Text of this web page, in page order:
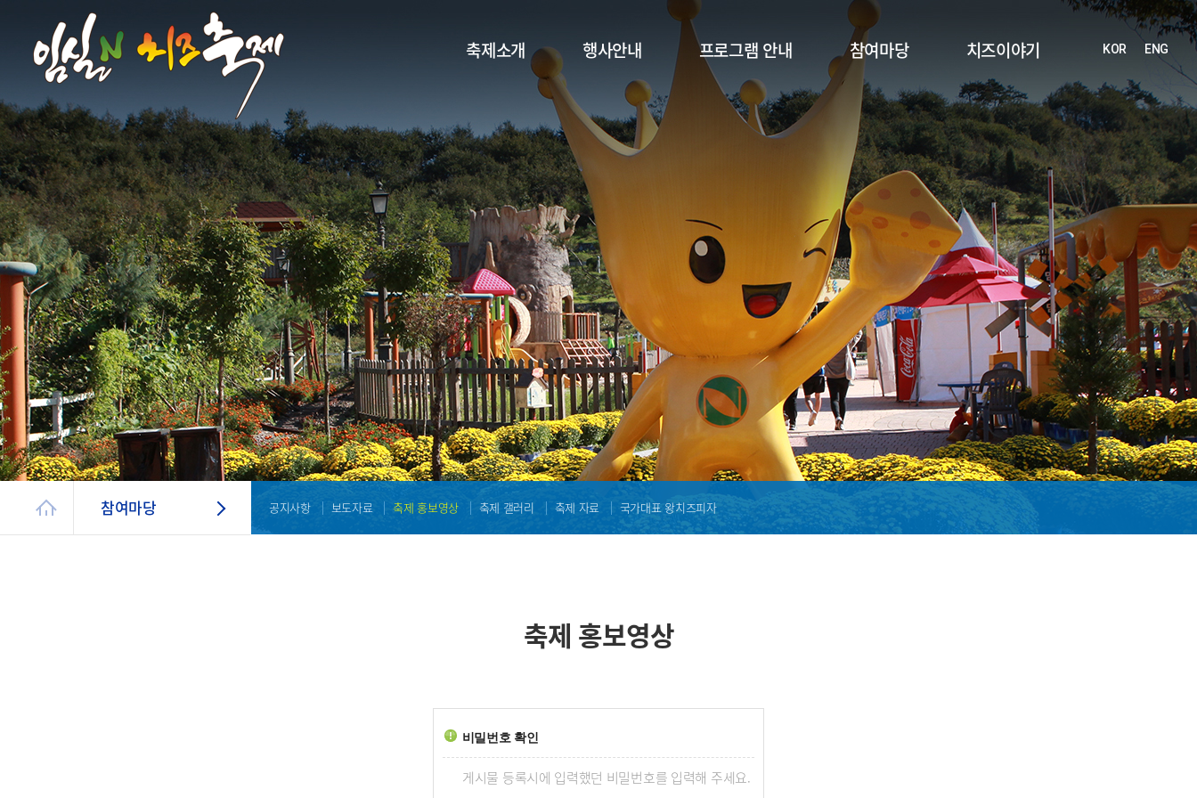
축제소개 행사안내 프로그램 안내 참여마당 치즈이야기 KOR ENG
참여마당 공지사항 보도자료 축제 홍보영상 축제 갤러리 축제 자료 국가대표 왕치즈피자
축제 홍보영상
비밀번호 확인
게시물 등록시에 입력했던 비밀번호를 입력해 주세요.